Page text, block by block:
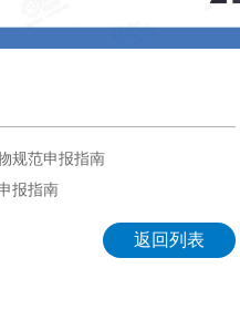
规范申报指南
报指南
返回列表